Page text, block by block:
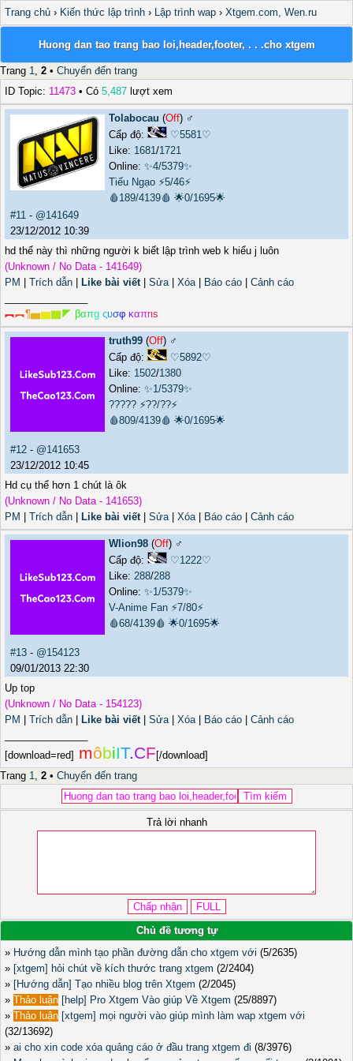
Trang chủ › Kiến thức lập trình › Lập trình wap › Xtgem.com, Wen.ru
Huong dan tao trang bao loi,header,footer, . . .cho xtgem
Trang 1, 2 • Chuyển đến trang
ID Topic: 11473 • Có 5,487 lượt xem
Tolabocau (Off) ♂️
Cấp độ:
♡5581♡
Like: 1681/1721
Online: ✨4/5379✨
Tiếu Ngạo ⚡5/46⚡
🩸189/4139🩸 🌟0/1695🌟
#11 - @141649
23/12/2012 10:39
hd thế này thì những người k biết lập trình web k hiểu j luôn
(Unknown / No Data - 141649)
PM
Trích dẫn Like bài viết| Sửa| Xóa| Báo cáo
Cảnh cáo
︻︻¶▅▆▇◤ βαπg ςυσφ καπrιs
truth99 (Off) ♂️
Cấp độ:
♡5892♡
Like: 1502/1380
Online: ✨1/5379✨
????? ⚡??/??⚡
🩸809/4139🩸 🌟0/1695🌟
#12 - @141653
23/12/2012 10:45
Hd cụ thể hơn 1 chút là ôk
(Unknown / No Data - 141653)
PM
Trích dẫn Like bài viết| Sửa| Xóa| Báo cáo Cảnh cáo
Wlion98 (Off) ♂️
Cấp độ:
♡1222♡
Like: 288/288
Online: ✨1/5379✨
V-Anime Fan ⚡7/80⚡
🩸68/4139🩸 🌟0/1695🌟
#13 - @154123
09/01/2013 22:30
Up top
(Unknown / No Data - 154123)
PM
Trích dẫn Like bài viết| Sửa| Xóa| Báo cáo
Cảnh cáo
[download=red] môbiIT.CF [/download]
Trang 1, 2 • Chuyển đến trang
Trả lời nhanh
Chủ đề tương tự
» Hướng dẫn mình tạo phần đường dẫn cho xtgem với (5/2635)
» [xtgem] hỏi chút về kích thước trang xtgem (2/2404)
» [Hướng dẫn] Tạo nhiều blog trên Xtgem (2/2045)
» Thảo luận [help] Pro Xtgem Vào giúp Về Xtgem (25/8897)
» Thảo luận [xtgem] mọi người vào giúp mình làm wap xtgem với
(32/13692)
» ai cho xin code xóa quảng cáo ở đầu trang xtgem đi (8/3976)